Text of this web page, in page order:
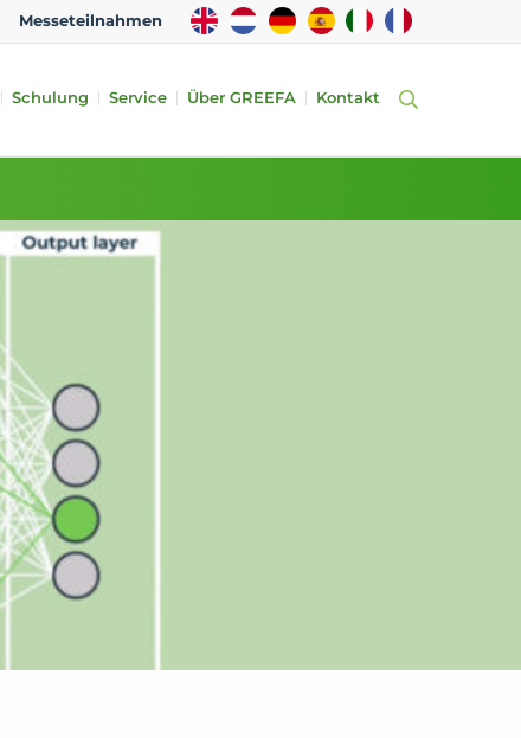
Messeteilnahmen
EN NL DE ES IT FR
Schulung Service Über GREEFA Kontakt